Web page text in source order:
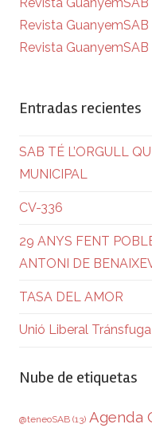
Revista GuanyemSAB
Revista GuanyemSAB
Entradas recientes
SAB TÉ L’ORGULL
MUNICIPAL
CV-336
29 ANYS FENT
ANTONI DE
TASA DEL AMOR
Unió Liberal Tránsfuga
Nube de etiquetas
@teneoSAB (13) Agenda